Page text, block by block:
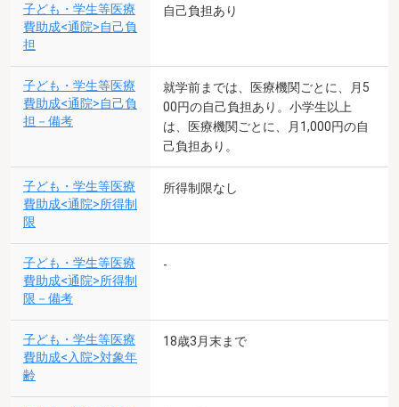
子ども・学生等医療
費助成<通院>自己負
担
自己負担あり
子ども・学生等医療
費助成<通院>自己負
担－備考
就学前までは、医療機関ごとに、月5
00円の自己負担あり。小学生以上
は、医療機関ごとに、月1,000円の自
己負担あり。
子ども・学生等医療
費助成<通院>所得制
限
所得制限なし
子ども・学生等医療
費助成<通院>所得制
限－備考
-
子ども・学生等医療
費助成<入院>対象年
齢
18歳3月末まで